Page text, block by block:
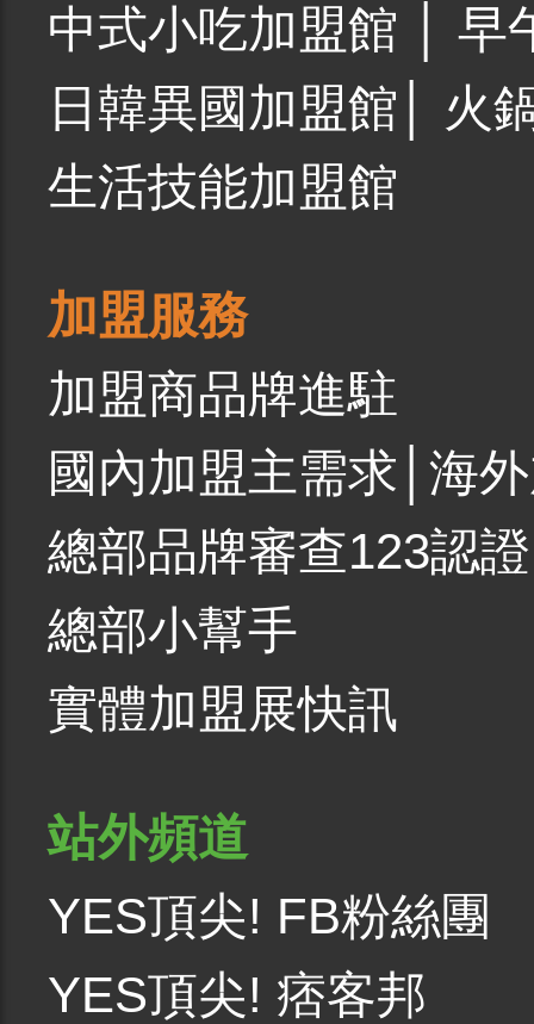
中式小吃加盟館
早
日韓異國加盟館
火
生活技能加盟館
加盟服務
加盟商品牌進駐
國內加盟主需求 海
總部品牌審查123認證
總部小幫手
實體加盟展快訊
站外頻道
YES頂尖! FB粉絲團
YES頂尖! 痞客邦